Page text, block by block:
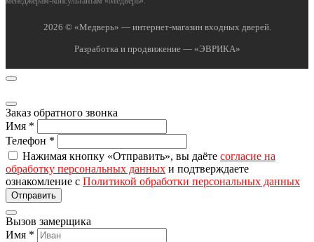
2026 © «Медверь» — интернет-магазин входных дверей.
Разработка и продвижение — «ЭВРИКА»
Заказ обратного звонка
Имя *
Телефон *
Нажимая кнопку «Отправить», вы даёте согласие на
обработку персональных данных и подтверждаете
ознакомление с Политикой обработки персональных данных
Вызов замерщика
Имя *